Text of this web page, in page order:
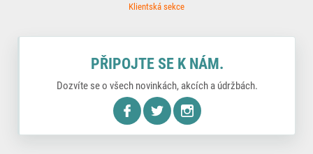
Klientská sekce
PŘIPOJTE SE K NÁM.
Dozvíte se o všech novinkách, akcích a údržbách.